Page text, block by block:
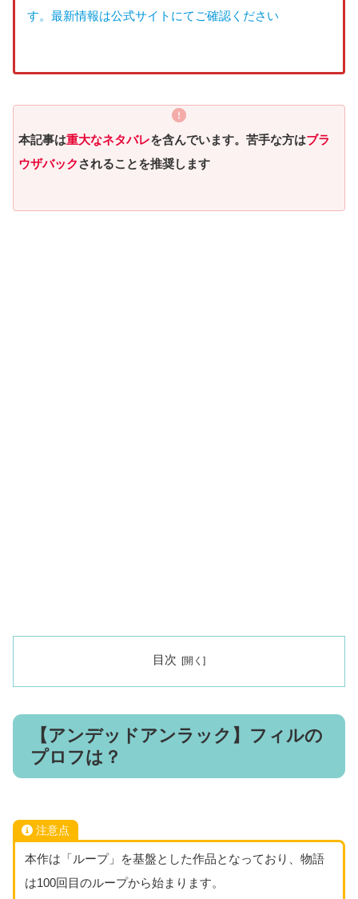
す。最新情報は公式サイトにてご確認ください
本記事は重大なネタバレを含んでいます。苦手な方はブラ
ウザバック されることを推奨します
目次
【アンデッドアンラック】フィルの
プロフは？
注意点
本作は「ループ」を基盤とした作品となっており、物語
は100回目のループから始まります。